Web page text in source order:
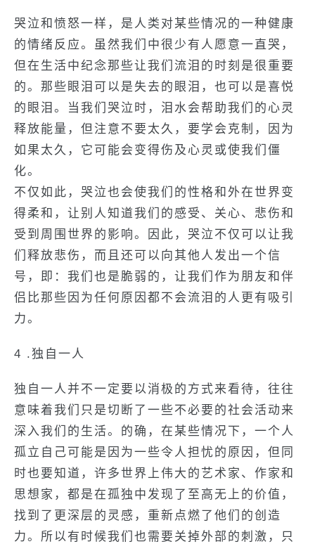
哭泣和愤怒一样，是人类对某些情况的一种健康
的情绪反应。虽然我们中很少有人愿意一直哭，
但在生活中纪念那些让我们流泪的时刻是很重要
的。那些眼泪可以是失去的眼泪，也可以是喜悦
的眼泪。当我们哭泣时，泪水会帮助我们的心灵
释放能量，但注意不要太久，要学会克制，因为
如果太久，它可能会变得伤及心灵或使我们僵
化。
不仅如此，哭泣也会使我们的性格和外在世界变
得柔和，让别人知道我们的感受、关心、悲伤和
受到周围世界的影响。因此，哭泣不仅可以让我
们释放悲伤，而且还可以向其他人发出一个信
号，即：我们也是脆弱的，让我们作为朋友和伴
侣比那些因为任何原因都不会流泪的人更有吸引
力。
4 .独自一人
独自一人并不一定要以消极的方式来看待，往往
意味着我们只是切断了一些不必要的社会活动来
深入我们的生活。的确，在某些情况下，一个人
孤立自己可能是因为一些令人担忧的原因，但同
时也要知道，许多世界上伟大的艺术家、作家和
思想家，都是在孤独中发现了至高无上的价值，
找到了更深层的灵感，重新点燃了他们的创造
力。所以有时候我们也需要关掉外部的刺激，只